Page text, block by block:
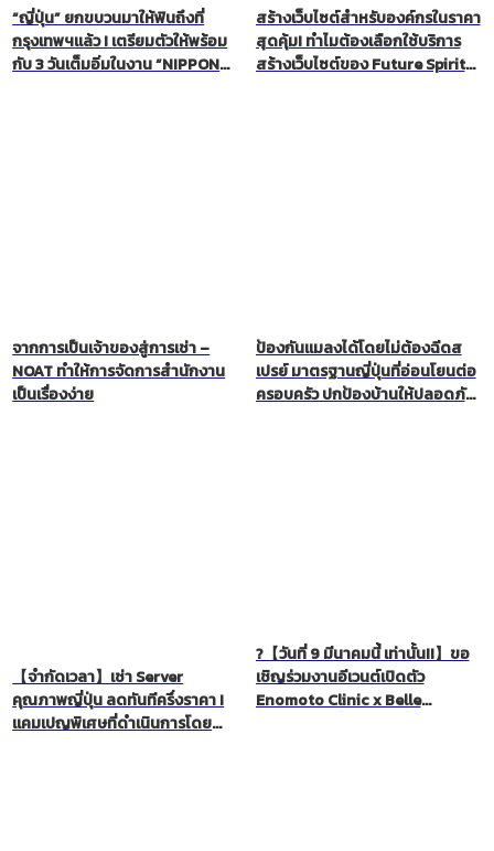
“ญี่ปุ่น” ยกขบวนมาให้ฟินถึงที่
กรุงเทพฯแล้ว ! เตรียมตัวให้พร้อม
กับ 3 วันเต็มอิ่มในงาน “NIPPON
สร้างเว็บไซต์สำหรับองค์กรในราคา
สุดคุ้ม! ทำไมต้องเลือกใช้บริการ
สร้างเว็บไซต์ของ Future Spirits
จากการเป็นเจ้าของสู่การเช่า –
NOAT ทำให้การจัดการสำนักงาน
เป็นเรื่องง่าย
ป้องกันแมลงได้โดยไม่ต้องฉีดส
เปรย์ มาตรฐานญี่ปุ่นที่อ่อนโยนต่อ
ครอบครัว ปกป้องบ้านให้ปลอดภัย
【จำกัดเวลา】เช่า Server
คุณภาพญี่ปุ่น ลดทันทีครึ่งราคา !
แคมเปญพิเศษที่ดำเนินการโดย
?【วันที่ 9 มีนาคมนี้ เท่านั้น!!】ขอ
เชิญร่วมงานอีเวนต์เปิดตัว
Enomoto Clinic x Belle